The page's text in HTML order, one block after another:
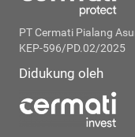
PT Cermati Pialang
KEP-596/PD.02/2025
Didukung oleh